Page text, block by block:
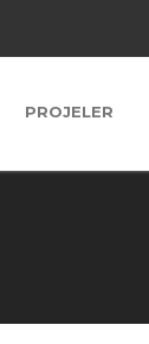
PROJELER